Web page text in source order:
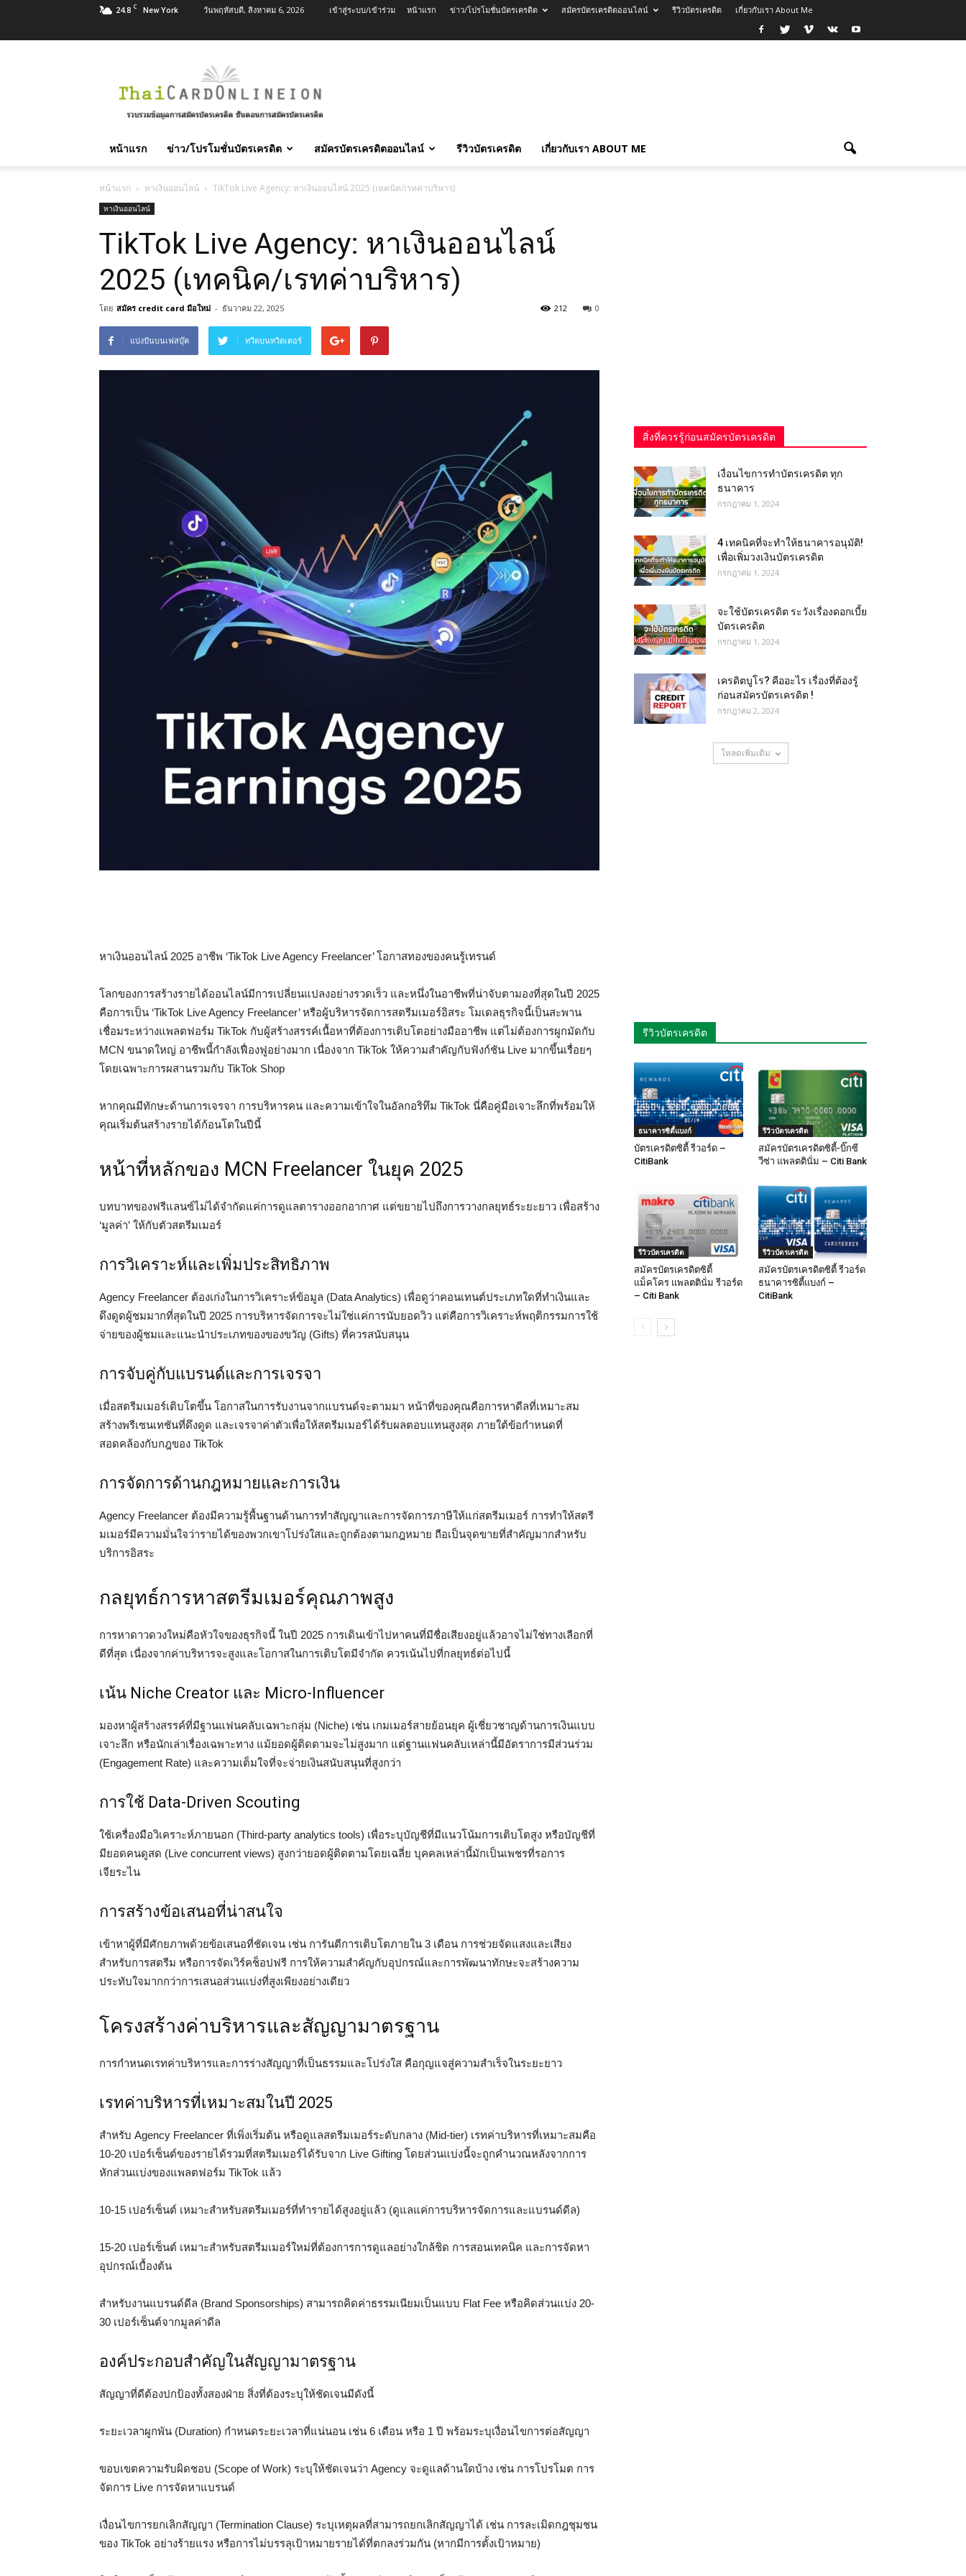
24.8 C New York วันพฤหัสบดี, สิงหาคม 6, 2026 เข้าสู่ระบบ/เข้าร่วม หน้าแรก ข่าว/โปรโมชั่นบัตรเครดิต สมัครบัตรเครดิตออนไลน์ รีวิวบัตรเครดิต เกี่ยวกับเรา About Me
เครดิต
บัตร
เงินสด
เชื่อ
บุคคล
ทุก
ธนาคาร
อนุมัติ
บริการ
ฟรี
หน้าแรก ข่าว/โปรโมชั่นบัตรเครดิต สมัครบัตรเครดิตออนไลน์ รีวิวบัตรเครดิต เกี่ยวกับเรา ABOUT ME
หน้าแรก หาเงินออนไลน์ TikTok Live Agency: หาเงินออนไลน์ 2025 (เทคนิค/เรทค่าบริหาร)
หาเงินออนไลน์
TikTok Live Agency: หาเงินออนไลน์
2025 (เทคนิค/เรทค่าบริหาร)
โดย สมัคร credit card มือใหม่ - ธันวาคม 22, 2025 0
212
แบ่งปันบนเฟสบุ๊ค ทวีตบนทวิตเตอร์
หาเงินออนไลน์ 2025 อาชีพ ‘TikTok Live Agency Freelancer’ โอกาสทองของคนรู้เทรนด์
โลกของการสร้างรายได้ออนไลน์มีการเปลี่ยนแปลงอย่างรวดเร็ว และหนึ่งในอาชีพที่น่าจับตามองที่สุดในปี 2025
คือการเป็น ‘TikTok Live Agency Freelancer’ หรือผู้บริหารจัดการสตรีมเมอร์อิสระ โมเดลธุรกิจนี้เป็นสะพาน
เชื่อมระหว่างแพลตฟอร์ม TikTok กับผู้สร้างสรรค์เนื้อหาที่ต้องการเติบโตอย่างมืออาชีพ แต่ไม่ต้องการผูกมัดกับ
MCN ขนาดใหญ่ อาชีพนี้กำลังเฟื่องฟูอย่างมาก เนื่องจาก TikTok ให้ความสำคัญกับฟังก์ชัน Live มากขึ้นเรื่อยๆ
โดยเฉพาะการผสานรวมกับ TikTok Shop
หากคุณมีทักษะด้านการเจรจา การบริหารคน และความเข้าใจในอัลกอริทึม TikTok นี่คือคู่มือเจาะลึกที่พร้อมให้
คุณเริ่มต้นสร้างรายได้ก้อนโตในปีนี้
หน้าที่หลักของ MCN Freelancer ในยุค 2025
บทบาทของฟรีแลนซ์ไม่ได้จำกัดแค่การดูแลตารางออกอากาศ แต่ขยายไปถึงการวางกลยุทธ์ระยะยาว เพื่อสร้าง
‘มูลค่า’ ให้กับตัวสตรีมเมอร์
การวิเคราะห์และเพิ่มประสิทธิภาพ
Agency Freelancer ต้องเก่งในการวิเคราะห์ข้อมูล (Data Analytics) เพื่อดูว่าคอนเทนต์ประเภทใดที่ทำเงินและ
ดึงดูดผู้ชมมากที่สุดในปี 2025 การบริหารจัดการจะไม่ใช่แค่การนับยอดวิว แต่คือการวิเคราะห์พฤติกรรมการใช้
จ่ายของผู้ชมและแนะนำประเภทของของขวัญ (Gifts) ที่ควรสนับสนุน
การจับคู่กับแบรนด์และการเจรจา
เมื่อสตรีมเมอร์เติบโตขึ้น โอกาสในการรับงานจากแบรนด์จะตามมา หน้าที่ของคุณคือการหาดีลที่เหมาะสม
สร้างพรีเซนเทชันที่ดึงดูด และเจรจาค่าตัวเพื่อให้สตรีมเมอร์ได้รับผลตอบแทนสูงสุด ภายใต้ข้อกำหนดที่
สอดคล้องกับกฎของ TikTok
การจัดการด้านกฎหมายและการเงิน
Agency Freelancer ต้องมีความรู้พื้นฐานด้านการทำสัญญาและการจัดการภาษีให้แก่สตรีมเมอร์ การทำให้สตรี
มเมอร์มีความมั่นใจว่ารายได้ของพวกเขาโปร่งใสและถูกต้องตามกฎหมาย ถือเป็นจุดขายที่สำคัญมากสำหรับ
บริการอิสระ
กลยุทธ์การหาสตรีมเมอร์คุณภาพสูง
การหาดาวดวงใหม่คือหัวใจของธุรกิจนี้ ในปี 2025 การเดินเข้าไปหาคนที่มีชื่อเสียงอยู่แล้วอาจไม่ใช่ทางเลือกที่
ดีที่สุด เนื่องจากค่าบริหารจะสูงและโอกาสในการเติบโตมีจำกัด ควรเน้นไปที่กลยุทธ์ต่อไปนี้
เน้น Niche Creator และ Micro-Influencer
มองหาผู้สร้างสรรค์ที่มีฐานแฟนคลับเฉพาะกลุ่ม (Niche) เช่น เกมเมอร์สายย้อนยุค ผู้เชี่ยวชาญด้านการเงินแบบ
เจาะลึก หรือนักเล่าเรื่องเฉพาะทาง แม้ยอดผู้ติดตามจะไม่สูงมาก แต่ฐานแฟนคลับเหล่านี้มีอัตราการมีส่วนร่วม
(Engagement Rate) และความเต็มใจที่จะจ่ายเงินสนับสนุนที่สูงกว่า
การใช้ Data-Driven Scouting
ใช้เครื่องมือวิเคราะห์ภายนอก (Third-party analytics tools) เพื่อระบุบัญชีที่มีแนวโน้มการเติบโตสูง หรือบัญชีที่
มียอดคนดูสด (Live concurrent views) สูงกว่ายอดผู้ติดตามโดยเฉลี่ย บุคคลเหล่านี้มักเป็นเพชรที่รอการ
เจียระไน
การสร้างข้อเสนอที่น่าสนใจ
เข้าหาผู้ที่มีศักยภาพด้วยข้อเสนอที่ชัดเจน เช่น การันตีการเติบโตภายใน 3 เดือน การช่วยจัดแสงและเสียง
สำหรับการสตรีม หรือการจัดเวิร์คช็อปฟรี การให้ความสำคัญกับอุปกรณ์และการพัฒนาทักษะจะสร้างความ
ประทับใจมากกว่าการเสนอส่วนแบ่งที่สูงเพียงอย่างเดียว
โครงสร้างค่าบริหารและสัญญามาตรฐาน
การกำหนดเรทค่าบริหารและการร่างสัญญาที่เป็นธรรมและโปร่งใส คือกุญแจสู่ความสำเร็จในระยะยาว
เรทค่าบริหารที่เหมาะสมในปี 2025
สำหรับ Agency Freelancer ที่เพิ่งเริ่มต้น หรือดูแลสตรีมเมอร์ระดับกลาง (Mid-tier) เรทค่าบริหารที่เหมาะสมคือ
10-20 เปอร์เซ็นต์ของรายได้รวมที่สตรีมเมอร์ได้รับจาก Live Gifting โดยส่วนแบ่งนี้จะถูกคำนวณหลังจากการ
หักส่วนแบ่งของแพลตฟอร์ม TikTok แล้ว
10-15 เปอร์เซ็นต์ เหมาะสำหรับสตรีมเมอร์ที่ทำรายได้สูงอยู่แล้ว (ดูแลแค่การบริหารจัดการและแบรนด์ดีล)
15-20 เปอร์เซ็นต์ เหมาะสำหรับสตรีมเมอร์ใหม่ที่ต้องการการดูแลอย่างใกล้ชิด การสอนเทคนิค และการจัดหา
อุปกรณ์เบื้องต้น
สำหรับงานแบรนด์ดีล (Brand Sponsorships) สามารถคิดค่าธรรมเนียมเป็นแบบ Flat Fee หรือคิดส่วนแบ่ง 20-
30 เปอร์เซ็นต์จากมูลค่าดีล
องค์ประกอบสำคัญในสัญญามาตรฐาน
สัญญาที่ดีต้องปกป้องทั้งสองฝ่าย สิ่งที่ต้องระบุให้ชัดเจนมีดังนี้
ระยะเวลาผูกพัน (Duration) กำหนดระยะเวลาที่แน่นอน เช่น 6 เดือน หรือ 1 ปี พร้อมระบุเงื่อนไขการต่อสัญญา
ขอบเขตความรับผิดชอบ (Scope of Work) ระบุให้ชัดเจนว่า Agency จะดูแลด้านใดบ้าง เช่น การโปรโมต การ
จัดการ Live การจัดหาแบรนด์
เงื่อนไขการยกเลิกสัญญา (Termination Clause) ระบุเหตุผลที่สามารถยกเลิกสัญญาได้ เช่น การละเมิดกฎชุมชน
ของ TikTok อย่างร้ายแรง หรือการไม่บรรลุเป้าหมายรายได้ที่ตกลงร่วมกัน (หากมีการตั้งเป้าหมาย)
สิ่งที่ควรรู้ก่อนสมัครบัตรเครดิต
เงื่อนไขการทําบัตรเครดิต ทุก
ธนาคาร
กรกฎาคม 1, 2024
4 เทคนิคที่จะทำให้ธนาคารอนุมัติ!
เพื่อเพิ่มวงเงินบัตรเครดิต
กรกฎาคม 1, 2024
จะใช้บัตรเครดิต ระวังเรื่องดอกเบี้ย
บัตรเครดิต
กรกฎาคม 1, 2024
เครดิตบูโร? คืออะไร เรื่องที่ต้องรู้
ก่อนสมัครบัตรเครดิต !
กรกฎาคม 2, 2024
โหลดเพิ่มเติม
รีวิวบัตรเครดิต
ธนาคารซิตี้แบงก์
บัตรเครดิตซิตี้ รีวอร์ด –
CitiBank
รีวิวบัตรเครดิต
สมัครบัตรเครดิตซิตี้-บิ๊กซี
วีซ่า แพลตตินั่ม – Citi Bank
รีวิวบัตรเครดิต
สมัครบัตรเครดิตซิตี้
แม็คโคร แพลตตินั่ม รีวอร์ด
– Citi Bank
รีวิวบัตรเครดิต
สมัครบัตรเครดิตซิตี้ รีวอร์ด
ธนาคารซิตี้แบงก์ –
CitiBank